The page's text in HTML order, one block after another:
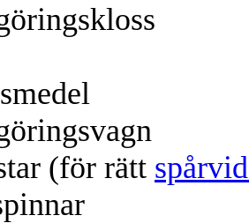
(för rätt